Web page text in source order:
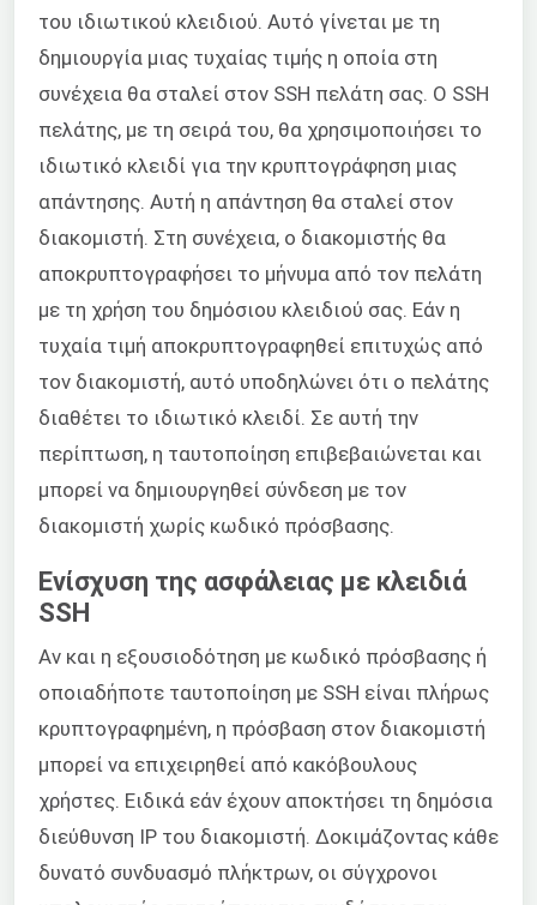
του ιδιωτικού κλειδιού. Αυτό γίνεται με τη
δημιουργία μιας τυχαίας τιμής η οποία στη
συνέχεια θα σταλεί στον SSH πελάτη σας. Ο SSH
πελάτης, με τη σειρά του, θα χρησιμοποιήσει το
ιδιωτικό κλειδί για την κρυπτογράφηση μιας
απάντησης. Αυτή η απάντηση θα σταλεί στον
διακομιστή. Στη συνέχεια, ο διακομιστής θα
αποκρυπτογραφήσει το μήνυμα από τον πελάτη
με τη χρήση του δημόσιου κλειδιού σας. Εάν η
τυχαία τιμή αποκρυπτογραφηθεί επιτυχώς από
τον διακομιστή, αυτό υποδηλώνει ότι ο πελάτης
διαθέτει το ιδιωτικό κλειδί. Σε αυτή την
περίπτωση, η ταυτοποίηση επιβεβαιώνεται και
μπορεί να δημιουργηθεί σύνδεση με τον
διακομιστή χωρίς κωδικό πρόσβασης.
Ενίσχυση της ασφάλειας με κλειδιά
SSH
Αν και η εξουσιοδότηση με κωδικό πρόσβασης ή
οποιαδήποτε ταυτοποίηση με SSH είναι πλήρως
κρυπτογραφημένη, η πρόσβαση στον διακομιστή
μπορεί να επιχειρηθεί από κακόβουλους
χρήστες. Ειδικά εάν έχουν αποκτήσει τη δημόσια
διεύθυνση IP του διακομιστή. Δοκιμάζοντας κάθε
δυνατό συνδυασμό πλήκτρων, οι σύγχρονοι